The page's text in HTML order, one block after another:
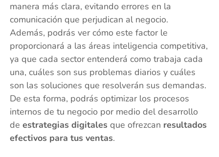
manera más clara, evitando errores en la
comunicación que perjudican al negocio.
Además, podrás ver cómo este factor le
proporcionará a las áreas inteligencia competitiva,
ya que cada sector entenderá como trabaja cada
una, cuáles son sus problemas diarios y cuáles
son las soluciones que resolverán sus demandas.
De esta forma, podrás optimizar los procesos
internos de tu negocio por medio del desarrollo
de estrategias digitales que ofrezcan resultados
efectivos para tus ventas.